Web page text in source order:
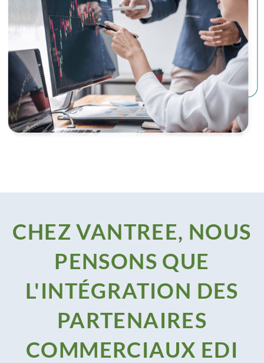
CHEZ VANTREE, NOUS
PENSONS QUE
L'INTÉGRATION DES
PARTENAIRES
COMMERCIAUX EDI